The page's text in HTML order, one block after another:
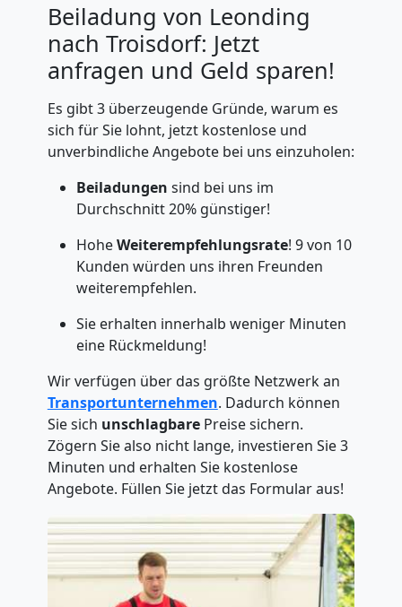
Beiladung von Leonding
nach Troisdorf: Jetzt
anfragen und Geld sparen!
Es gibt 3 überzeugende Gründe, warum es
sich für Sie lohnt, jetzt kostenlose und
unverbindliche Angebote bei uns einzuholen:
Beiladungen sind bei uns im
Durchschnitt 20% günstiger!
HoheWeiterempfehlungsrate! 9 von 10
Kunden würden uns ihren Freunden
weiterempfehlen.
Sie erhalten innerhalb weniger Minuten
eine Rückmeldung!
Wir verfügen über das größte Netzwerk an
Transportunternehmen. Dadurch können
Sie sich unschlagbare Preise sichern.
Zögern Sie also nicht lange, investieren Sie 3
Minuten und erhalten Sie kostenlose
Angebote. Füllen Sie jetzt das Formular aus!